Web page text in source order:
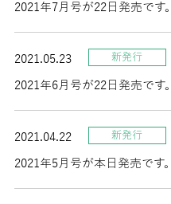
2021年7月号が22日発売です。
2021.05.23 新発行
2021年6月号が22日発売です。
2021.04.22 新発行
2021年5月号が本日発売です。